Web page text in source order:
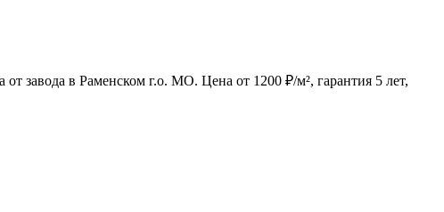
завода в Раменском г.о. МО. Цена от 1200 ₽/м², гарантия 5 лет,